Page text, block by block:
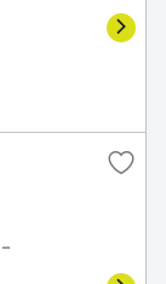
－